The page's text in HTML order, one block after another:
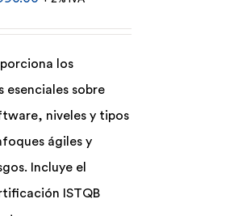
los
esenciales sobre
niveles y tipos
ágiles y
Incluye el
ISTQB